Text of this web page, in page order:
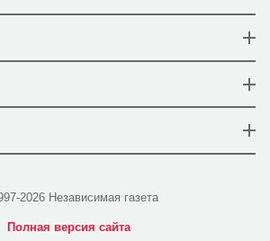
2026 Независимая газета
Полная версия сайта